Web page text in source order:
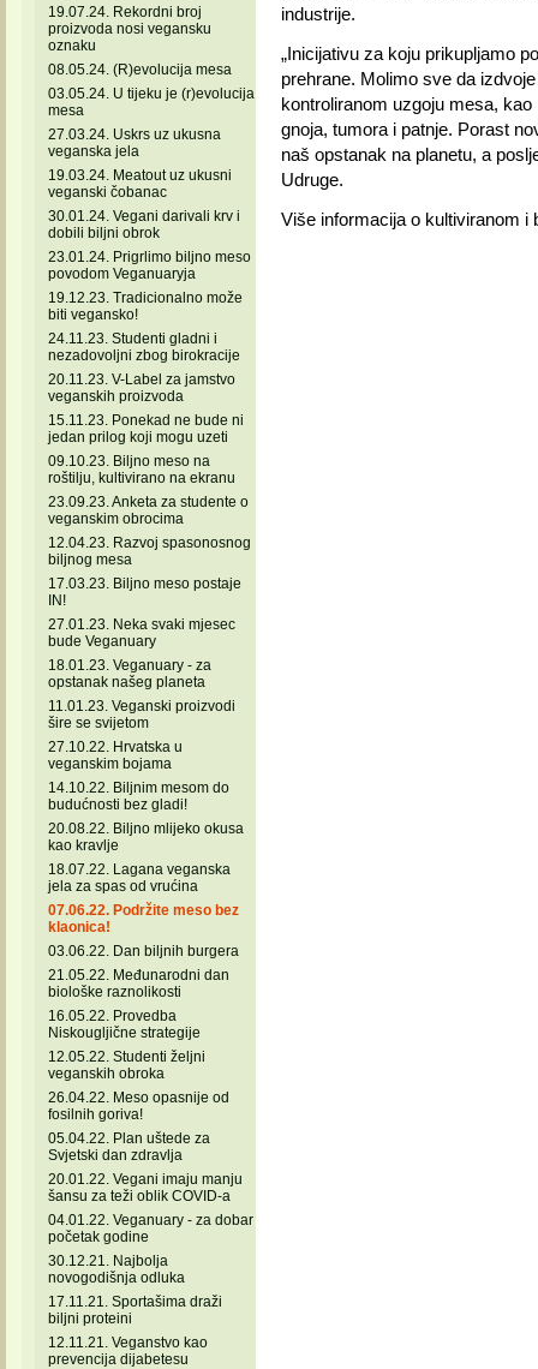
19.07.24. Rekordni broj
proizvoda nosi vegansku
oznaku
08.05.24. (R)evolucija mesa
03.05.24. U tijeku je (r)evolucija
mesa
27.03.24. Uskrs uz ukusna
veganska jela
19.03.24. Meatout uz ukusni
veganski čobanac
30.01.24. Vegani darivali krv i
dobili biljni obrok
23.01.24. Prigrlimo biljno meso
povodom Veganuaryja
19.12.23. Tradicionalno može
biti vegansko!
24.11.23. Studenti gladni i
nezadovoljni zbog birokracije
20.11.23. V-Label za jamstvo
veganskih proizvoda
15.11.23. Ponekad ne bude ni
jedan prilog koji mogu uzeti
09.10.23. Biljno meso na
roštilju, kultivirano na ekranu
23.09.23. Anketa za studente o
veganskim obrocima
12.04.23. Razvoj spasonosnog
biljnog mesa
17.03.23. Biljno meso postaje
IN!
27.01.23. Neka svaki mjesec
bude Veganuary
18.01.23. Veganuary - za
opstanak našeg planeta
11.01.23. Veganski proizvodi
šire se svijetom
27.10.22. Hrvatska u
veganskim bojama
14.10.22. Biljnim mesom do
budućnosti bez gladi!
20.08.22. Biljno mlijeko okusa
kao kravlje
18.07.22. Lagana veganska
jela za spas od vrućina
07.06.22. Podržite meso bez
klaonica!
03.06.22. Dan biljnih burgera
21.05.22. Međunarodni dan
biološke raznolikosti
16.05.22. Provedba
Niskougljične strategije
12.05.22. Studenti željni
veganskih obroka
26.04.22. Meso opasnije od
fosilnih goriva!
05.04.22. Plan uštede za
Svjetski dan zdravlja
20.01.22. Vegani imaju manju
šansu za teži oblik COVID-a
04.01.22. Veganuary - za dobar
početak godine
30.12.21. Najbolja
novogodišnja odluka
17.11.21. Sportašima draži
biljni proteini
12.11.21. Veganstvo kao
prevencija dijabetesu
industrije.
„Inicijativu za koju prikupljamo
prehrane. Molimo sve da
kontroliranom uzgoju mesa,
gnoja, tumora i patnje. Porast
naš opstanak na planetu, a
Udruge.
Više informacija o kultiviranom